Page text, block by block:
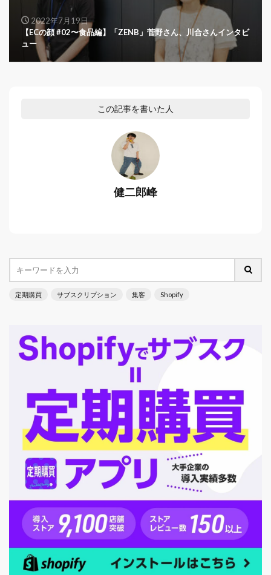
2022年7月19日
【ECの顔 #02〜食品編】「ZENB」菅野さん、川合さんインタビ
ュー
この記事を書いた人
健二郎峰
定期購買 サブスクリプション 集客 Shopify